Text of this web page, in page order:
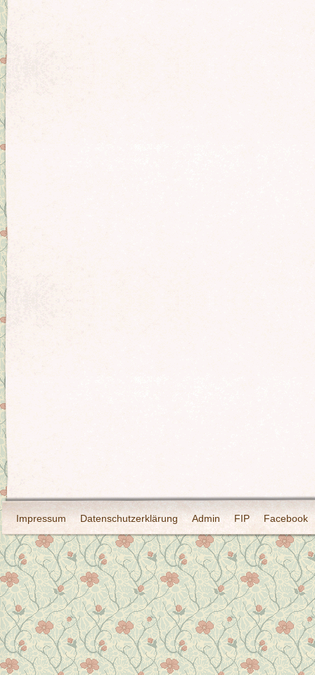
Impressum Datenschutzerklärung Admin FIP Facebook